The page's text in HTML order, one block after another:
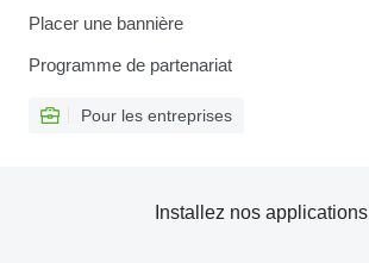
Placer une bannière
Programme de partenariat
Pour les entreprises
Installez nos applications